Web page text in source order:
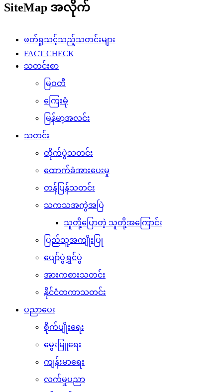
SiteMap အလိုက်
ဖတ်ရှုသင့်သည့်သတင်းများ
FACT CHECK
သတင်းစာ
မြဝတီ
ကြေးမုံ
မြန်မာ့အလင်း
သတင်း
တိုက်ပွဲသတင်း
ထောက်ခံအားပေးမှု
တန်ပြန်သတင်း
သကသအကွဲအပြဲ
သူတို့ပြောတဲ့ သူတို့အကြောင်း
ပြည်သူ့အကျိုးပြု
ပျော်ပွဲရွှင်ပွဲ
အားကစားသတင်း
နိုင်ငံတကာသတင်း
ပညာပေး
စိုက်ပျိုးရေး
မွေးမြူရေး
ကျန်းမာရေး
လက်မှုပညာ